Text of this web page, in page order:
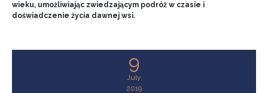
wieku, umożliwiając zwiedzającym podróż w czasie i
doświadczenie życia dawnej wsi.
9
July
2019